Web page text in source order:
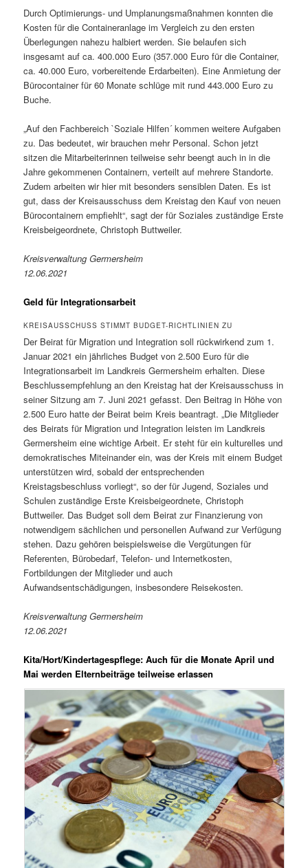
Durch Optimierungs- und Umplanungsmaßnahmen konnten die
Kosten für die Containeranlage im Vergleich zu den ersten
Überlegungen nahezu halbiert werden. Sie belaufen sich
insgesamt auf ca. 400.000 Euro (357.000 Euro für die Container,
ca. 40.000 Euro, vorbereitende Erdarbeiten). Eine Anmietung der
Bürocontainer für 60 Monate schlüge mit rund 443.000 Euro zu
Buche.
„Auf den Fachbereich `Soziale Hilfen´ kommen weitere Aufgaben
zu. Das bedeutet, wir brauchen mehr Personal. Schon jetzt
sitzen die Mitarbeiterinnen teilweise sehr beengt auch in in die
Jahre gekommenen Containern, verteilt auf mehrere Standorte.
Zudem arbeiten wir hier mit besonders sensiblen Daten. Es ist
gut, dass der Kreisausschuss dem Kreistag den Kauf von neuen
Bürocontainern empfiehlt“, sagt der für Soziales zuständige Erste
Kreisbeigeordnete, Christoph Buttweiler.
Kreisverwaltung Germersheim
12.06.2021
Geld für Integrationsarbeit
KREISAUSSCHUSS STIMMT BUDGET-RICHTLINIEN ZU
Der Beirat für Migration und Integration soll rückwirkend zum 1.
Januar 2021 ein jährliches Budget von 2.500 Euro für die
Integrationsarbeit im Landkreis Germersheim erhalten. Diese
Beschlussempfehlung an den Kreistag hat der Kreisausschuss in
seiner Sitzung am 7. Juni 2021 gefasst. Den Beitrag in Höhe von
2.500 Euro hatte der Beirat beim Kreis beantragt. „Die Mitglieder
des Beirats für Migration und Integration leisten im Landkreis
Germersheim eine wichtige Arbeit. Er steht für ein kulturelles und
demokratisches Miteinander ein, was der Kreis mit einem Budget
unterstützen wird, sobald der entsprechenden
Kreistagsbeschluss vorliegt“, so der für Jugend, Soziales und
Schulen zuständige Erste Kreisbeigeordnete, Christoph
Buttweiler. Das Budget soll dem Beirat zur Finanzierung von
notwendigem sächlichen und personellen Aufwand zur Verfügung
stehen. Dazu gehören beispielsweise die Vergütungen für
Referenten, Bürobedarf, Telefon- und Internetkosten,
Fortbildungen der Mitglieder und auch
Aufwandsentschädigungen, insbesondere Reisekosten.
Kreisverwaltung Germersheim
12.06.2021
Kita/Hort/Kindertagespflege:Auch für die Monate April und
Mai werden Elternbeiträge teilweise erlassen